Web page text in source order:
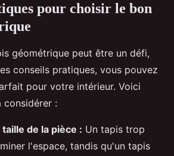
pour choisir le bon
géométrique peut être un défi,
conseils pratiques, vous pouvez
pour votre intérieur. Voici
considérer :
de la pièce : Un tapis trop
l'espace, tandis qu'un tapis